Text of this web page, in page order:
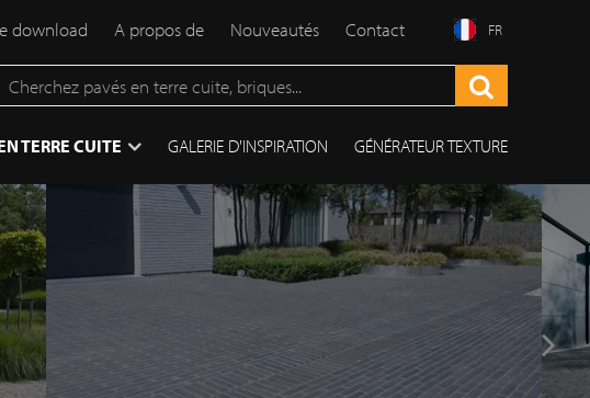
download A propos de Nouveautés Contact FR
TERRE CUITE GALERIE D'INSPIRATION GÉNÉRATEUR TEXTURE